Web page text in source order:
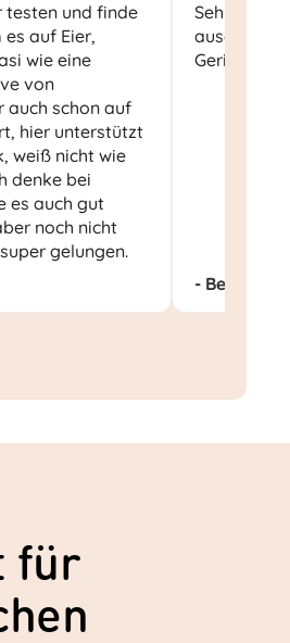
testen und finde
es auf Eier,
wie eine
von
auch schon auf
hier unterstützt
weiß nicht wie
denke bei
es auch gut
noch nicht
gelungen.
Sehr
Gericht
- Beat S.
für